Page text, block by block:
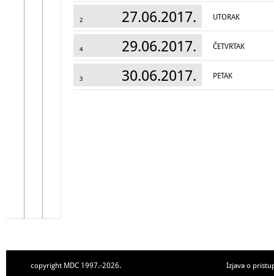
2 27.06.2017. UTORAK
4 29.06.2017. ČETVRTAK
3 30.06.2017. PETAK
copyright MDC 1997.-2026. Izjava o